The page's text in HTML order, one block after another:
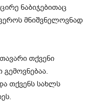
ნაბიჯებითაც
მნიშვნელოვნად
თქვენი
თქვენს სახლს